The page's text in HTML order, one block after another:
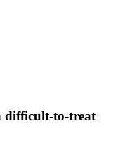
difficult-to-treat